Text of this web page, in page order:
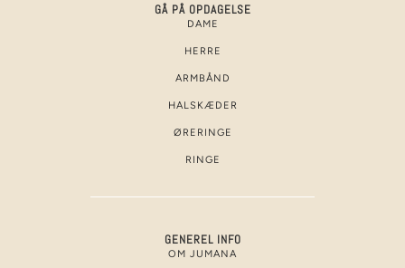
GÅ PÅ OPDAGELSE
DAME
HERRE
ARMBÅND
HALSKÆDER
ØRERINGE
RINGE
GENEREL INFO
OM JUMANA